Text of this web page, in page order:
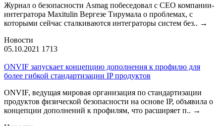
Журнал о безопасности Asmag побеседовал с CEO компании-
интегратора Maxitulin Вергезе Тирумала о проблемах, с
которыми сейчас сталкиваются интеграторы систем без.. →
Новости
05.10.2021 1713
ONVIF запускает концепцию дополнения к профилю для
более гибкой стандартизации IP продуктов
ONVIF, ведущая мировая организация по стандартизации
продуктов физической безопасности на основе IP, объявила о
концепции дополнений к профилям, что расширяет п.. →